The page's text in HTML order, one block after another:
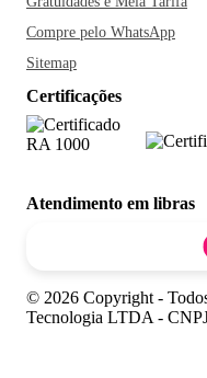
Compre pelo WhatsApp
Sitemap
Certificações
Atendimento em libras
© 2026 Copyright -
Tecnologia LTDA -